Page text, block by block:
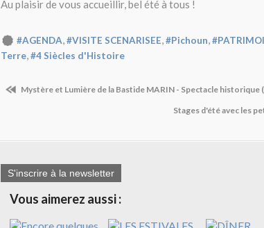
Au plaisir de vous accueillir, bel été à tous !
#AGENDA,#VISITE SCENARISEE,#Pichoun,
Terre,#4 Siècles d'Histoire
Mystère et Lumière de la Bastide MARIN - Spectacle historique
Stages d'été avec les
S'inscrire à la newsletter
Vous aimerez aussi :